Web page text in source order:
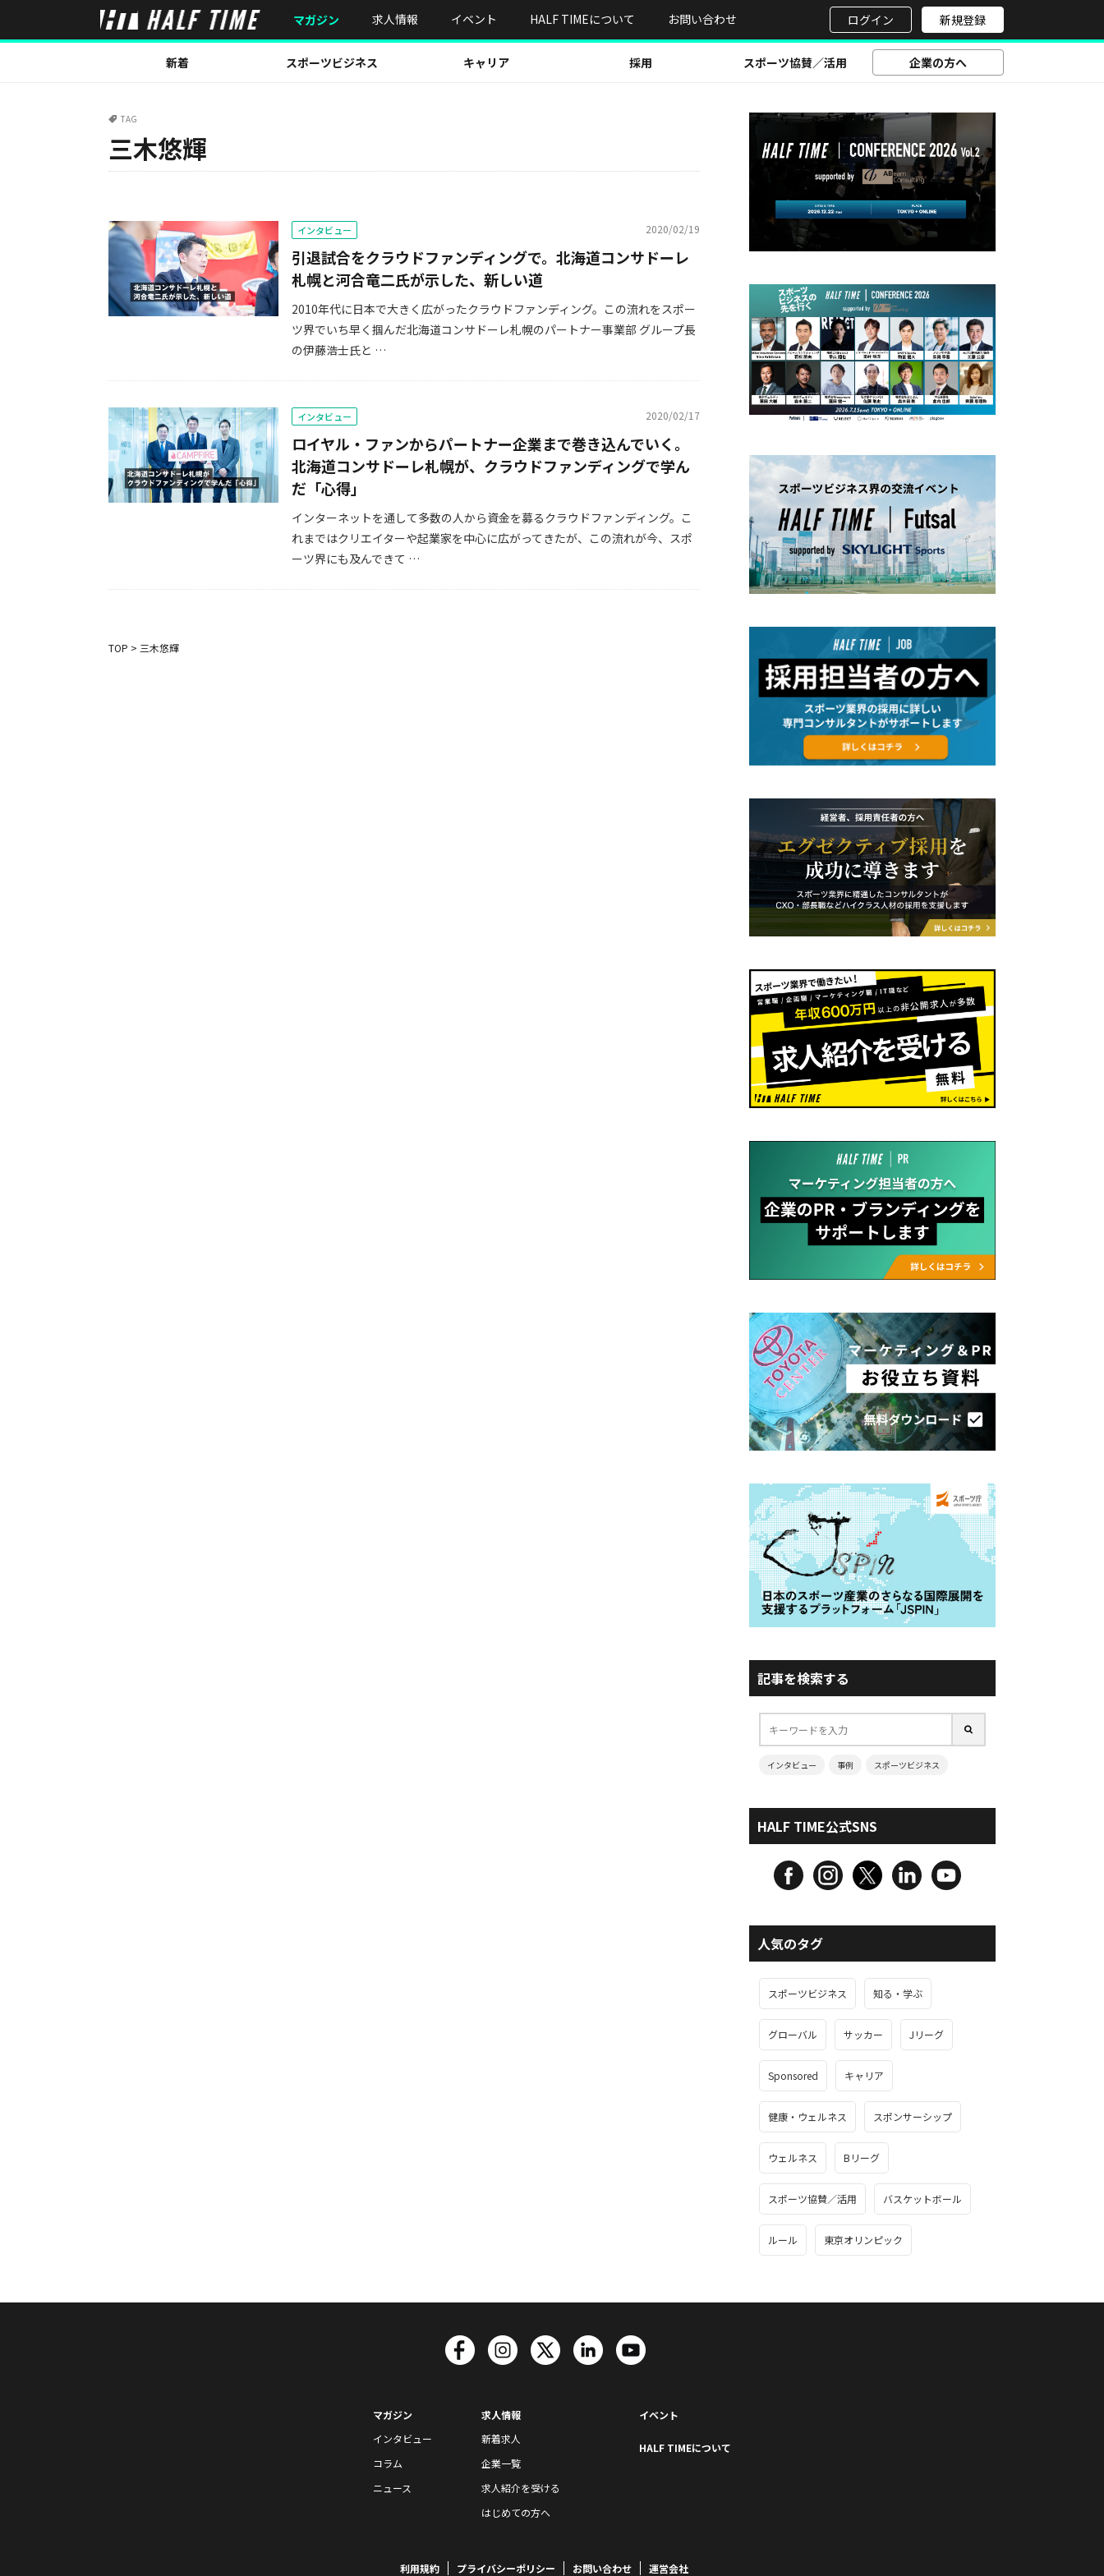
マガジン 求人情報 イベント HALF TIMEについて お問い合わせ ログイン 新規登録
新着 スポーツビジネス キャリア 採用 スポーツ協賛／活用 企業の方へ
TAG
三木悠輝
インタビュー 2020/02/19
引退試合をクラウドファンディングで。北海道コンサドーレ
札幌と河合竜二氏が示した、新しい道
2010年代に日本で大きく広がったクラウドファンディング。この流れをスポー
ツ界でいち早く掴んだ北海道コンサドーレ札幌のパートナー事業部 グループ長
の伊藤浩士氏と …
インタビュー 2020/02/17
ロイヤル・ファンからパートナー企業まで巻き込んでいく。
北海道コンサドーレ札幌が、クラウドファンディングで学ん
だ「心得」
インターネットを通して多数の人から資金を募るクラウドファンディング。こ
れまではクリエイターや起業家を中心に広がってきたが、この流れが今、スポ
ーツ界にも及んできて …
TOP > 三木悠輝
記事を検索する
インタビュー 事例 スポーツビジネス
HALF TIME公式SNS
人気のタグ
スポーツビジネス 知る・学ぶ
グローバル サッカー Jリーグ
Sponsored キャリア
健康・ウェルネス スポンサーシップ
ウェルネス Bリーグ
スポーツ協賛／活用 バスケットボール
ルール 東京オリンピック
マガジン
インタビュー
コラム
ニュース
求人情報
新着求人
企業一覧
求人紹介を受ける
はじめての方へ
イベント
HALF TIMEについて
利用規約 プライバシーポリシー お問い合わせ 運営会社